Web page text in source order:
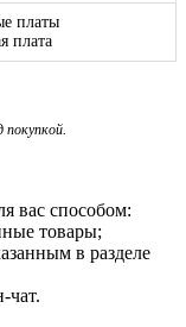
платы
плата
вас способом:
товары;
в разделе
чат.